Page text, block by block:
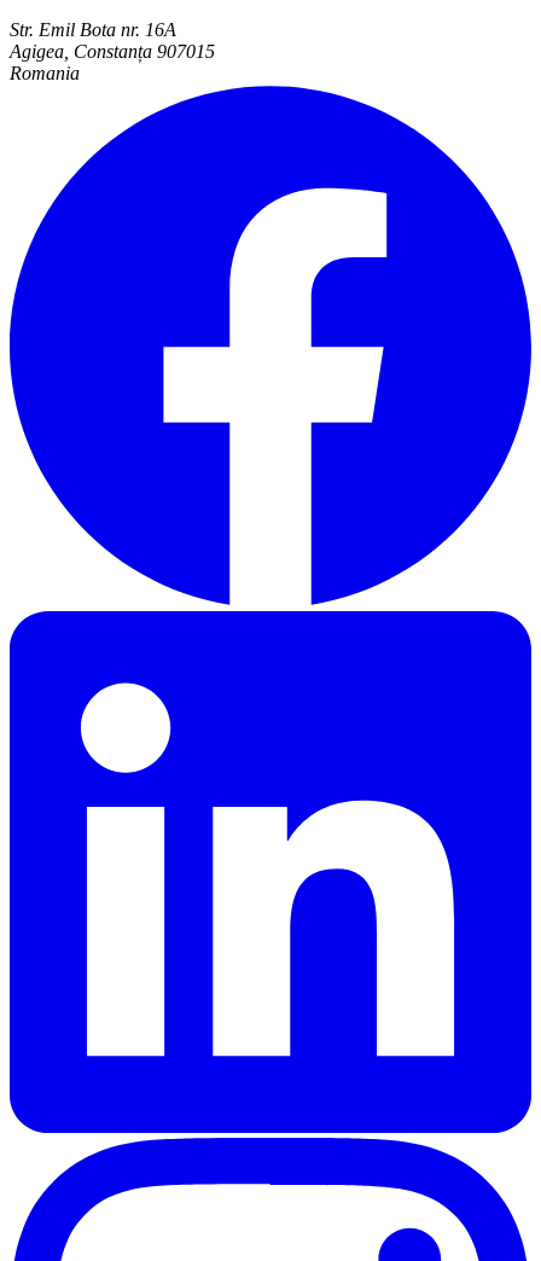
Str. Emil Bota nr. 16A
Agigea, Constanța 907015
Romania